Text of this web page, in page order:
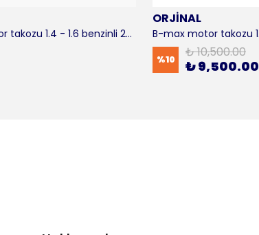
B-max motor takozu 1.4 - 1.6 benzinli 2012-2016 ORJİNAL
ORJİNAL
%10 ₺ 10,500.00
₺ 9,500.00